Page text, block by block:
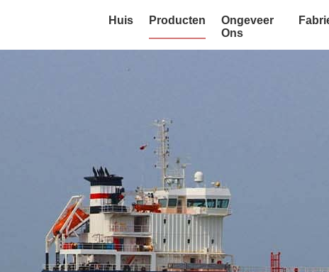
Huis Producten
Ongeveer
Ons